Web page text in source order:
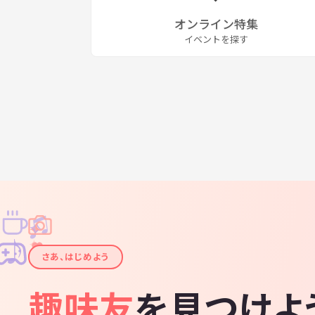
オンライン特集
イベントを探す
✦
✦
✧
✧
♪
♫
さあ、はじめよう